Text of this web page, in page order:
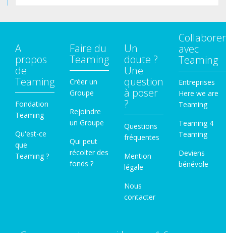
A
propos
de
Teaming
Fondation
Teaming
Qu'est-ce
que
Teaming ?
Faire du
Teaming
Créer un
Groupe
Rejoindre
un Groupe
Qui peut
récolter des
fonds ?
Un
doute ?
Une
question
à poser
?
Questions
fréquentes
Mention
légale
Nous
contacter
Collaborer
avec
Teaming
Entreprises
Here we are
Teaming
Teaming 4
Teaming
Deviens
bénévole